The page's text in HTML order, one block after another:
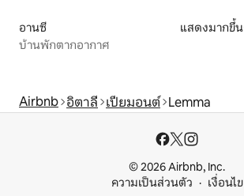
อานซี
บ้านพักตากอากาศ
แสดงมากขึ้น
Airbnb อิตาลี เปียมอนต์ Lemma
© 2026 Airbnb, Inc.
ความเป็นส่วนตัว
เงื่อนไข